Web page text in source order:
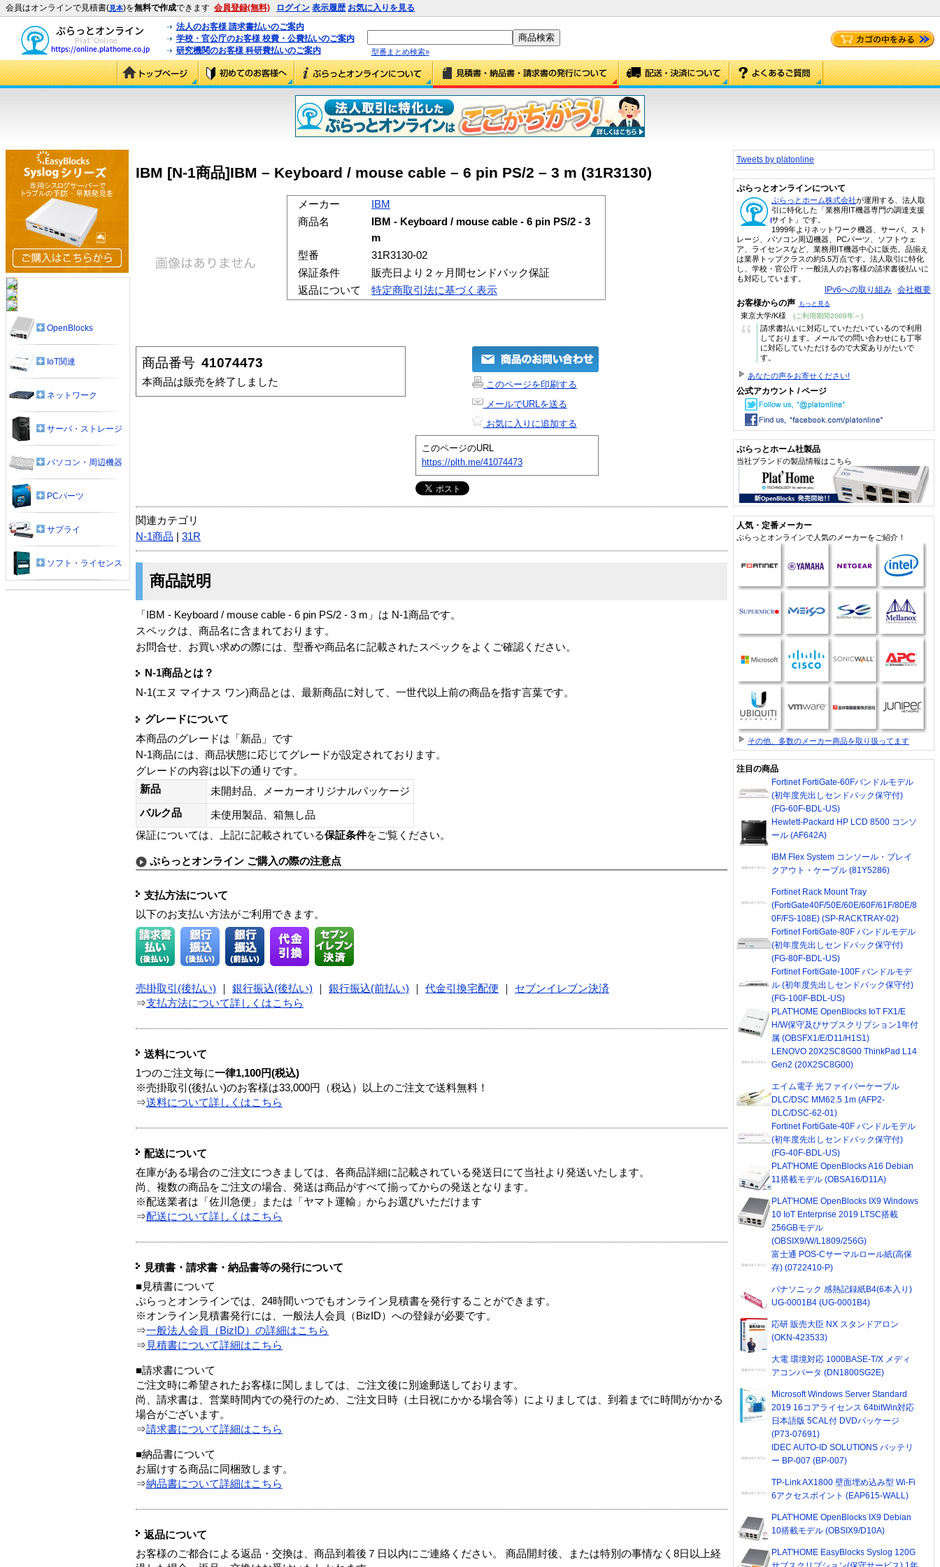
会員はオンラインで見積書(見本)を無料で作成できます 会員登録(無料) ログイン 表示履歴 お気に入りを見る
法人のお客様 請求書払いのご案内
学校・官公庁のお客様 校費・公費払いのご案内
研究機関のお客様 科研費払いのご案内
型番まとめ検索»
IBM [N-1商品]IBM – Keyboard / mouse cable – 6 pin PS/2 – 3 m (31R3130)
メーカー
IBM
商品名
IBM - Keyboard / mouse cable - 6 pin PS/2 - 3
m
型番
31R3130-02
保証条件
販売日より２ヶ月間センドバック保証
返品について
特定商取引法に基づく表示
商品番号 41074473
本商品は販売を終了しました
このページを印刷する
メールでURLを送る
お気に入りに追加する
このページのURL
https://plth.me/41074473
関連カテゴリ
N-1商品
31R
商品説明
「IBM - Keyboard / mouse cable - 6 pin PS/2 - 3 m」は N-1商品です。
スペックは、商品名に含まれております。
お問合せ、お買い求めの際には、型番や商品名に記載されたスペックをよくご確認ください。
N-1商品とは？
N-1(エヌ マイナス ワン)商品とは、最新商品に対して、一世代以上前の商品を指す言葉です。
グレードについて
本商品のグレードは「新品」です
N-1商品には、商品状態に応じてグレードが設定されております。
グレードの内容は以下の通りです。
新品
未開封品、メーカーオリジナルパッケージ
バルク品
未使用製品、箱無し品
保証については、上記に記載されている保証条件をご覧ください。
ぷらっとオンライン ご購入の際の注意点
支払方法について
以下のお支払い方法がご利用できます。
売掛取引(後払い) 銀行振込(後払い) 銀行振込(前払い) 代金引換宅配便
セブンイレブン決済
⇒支払方法について詳しくはこちら
送料について
1つのご注文毎に一律1,100円(税込)
※売掛取引(後払い)のお客様は33,000円（税込）以上のご注文で送料無料！
⇒送料について詳しくはこちら
配送について
在庫がある場合のご注文につきましては、各商品詳細に記載されている発送日にて当社より発送いたします。
尚、複数の商品をご注文の場合、発送は商品がすべて揃ってからの発送となります。
※配送業者は「佐川急便」または「ヤマト運輸」からお選びいただけます
⇒配送について詳しくはこちら
見積書・請求書・納品書等の発行について
■見積書について
ぷらっとオンラインでは、24時間いつでもオンライン見積書を発行することができます。
※オンライン見積書発行には、一般法人会員（BizID）への登録が必要です。
⇒一般法人会員（BizID）の詳細はこちら
⇒ 見積書について詳細はこちら
■請求書について
ご注文時に希望されたお客様に関しましては、ご注文後に別途郵送しております。
尚、請求書は、営業時間内での発行のため、ご注文日時（土日祝にかかる場合等）によりましては、到着までに時間がかかる
場合がございます。
⇒請求書について詳細はこちら
■納品書について
お届けする商品に同梱致します。
⇒納品書について詳細はこちら
返品について
お客様のご都合による返品・交換は、商品到着後７日以内にご連絡ください。 商品開封後、または特別の事情なく8日以上経
OpenBlocks
IoT関連
ネットワーク
サーバ・ストレージ
パソコン・周辺機器
PCパーツ
サプライ
ソフト・ライセンス
Tweets by platonline
ぷらっとオンラインについて
ぷらっとホーム株式会社が運用する、法人取
引に特化した「業務用IT機器専門の調達支援
サイト」です。
1999年よりネットワーク機器、サーバ、スト
レージ、パソコン周辺機器、PCパーツ、ソフトウェ
ア、ライセンスなど、業務用IT機器中心に販売。品揃え
は業界トップクラスの約5.5万点です。法人取引に特化
し、学校・官公庁・一般法人のお客様の請求書後払いに
も対応しています。
IPv6への取り組み 会社概要
お客様からの声 もっと見る
東京大学/K様 (ご利用期間2009年～)
“
請求書払いに対応していただいているので利用
しております。メールでの問い合わせにも丁寧
に対応していただけるので大変ありがたいで
す。
あなたの声をお寄せください!
公式アカウント / ページ
ぷらっとホーム社製品
当社ブランドの製品情報はこちら
人気・定番メーカー
ぷらっとオンラインで人気のメーカーをご紹介！
その他、多数のメーカー商品を取り扱ってます
注目の商品
Fortinet FortiGate-60Fバンドルモデル
(初年度先出しセンドバック保守付)
(FG-60F-BDL-US)
Hewlett-Packard HP LCD 8500 コンソ
ール (AF642A)
IBM Flex System コンソール・ブレイ
クアウト・ケーブル (81Y5286)
Fortinet Rack Mount Tray
(FortiGate40F/50E/60E/60F/61F/80E/8
0F/FS-108E) (SP-RACKTRAY-02)
Fortinet FortiGate-80F バンドルモデル
(初年度先出しセンドバック保守付)
(FG-80F-BDL-US)
Fortinet FortiGate-100F バンドルモデ
ル (初年度先出しセンドバック保守付)
(FG-100F-BDL-US)
PLAT'HOME OpenBlocks IoT FX1/E
H/W保守及びサブスクリプション1年付
属 (OBSFX1/E/D11/H1S1)
LENOVO 20X2SC8G00 ThinkPad L14
Gen2 (20X2SC8G00)
エイム電子 光ファイバーケーブル
DLC/DSC MM62.5 1m (AFP2-
DLC/DSC-62-01)
Fortinet FortiGate-40F バンドルモデル
(初年度先出しセンドバック保守付)
(FG-40F-BDL-US)
PLAT'HOME OpenBlocks A16 Debian
11搭載モデル (OBSA16/D11A)
PLAT'HOME OpenBlocks IX9 Windows
10 IoT Enterprise 2019 LTSC搭載
256GBモデル
(OBSIX9/W/L1809/256G)
富士通 POS-Cサーマルロール紙(高保
存) (0722410-P)
パナソニック 感熱記録紙B4(6本入り)
UG-0001B4 (UG-0001B4)
応研 販売大臣 NX スタンドアロン
(OKN-423533)
大電 環境対応 1000BASE-T/X メディ
アコンバータ (DN1800SG2E)
Microsoft Windows Server Standard
2019 16コアライセンス 64bitWin対応
日本語版 5CAL付 DVDパッケージ
(P73-07691)
IDEC AUTO-ID SOLUTIONS バッテリ
ー BP-007 (BP-007)
TP-Link AX1800 壁面埋め込み型 Wi-Fi
6アクセスポイント (EAP615-WALL)
PLAT'HOME OpenBlocks IX9 Debian
10搭載モデル (OBSIX9/D10A)
PLAT'HOME EasyBlocks Syslog 120G